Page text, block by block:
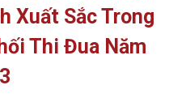
Xuất Sắc Trong
Thi Đua Năm